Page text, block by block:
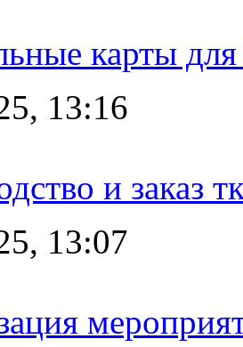
карты
13:16
и заказ
13:07